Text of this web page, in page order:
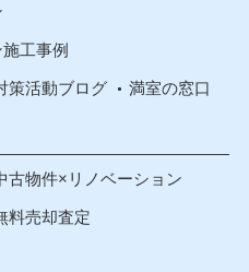
工事例
策活動ブログ 満室の窓口
古物件×リノベーション
料売却査定